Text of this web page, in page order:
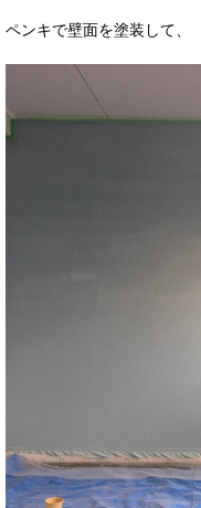
ペンキで壁面を塗装して、